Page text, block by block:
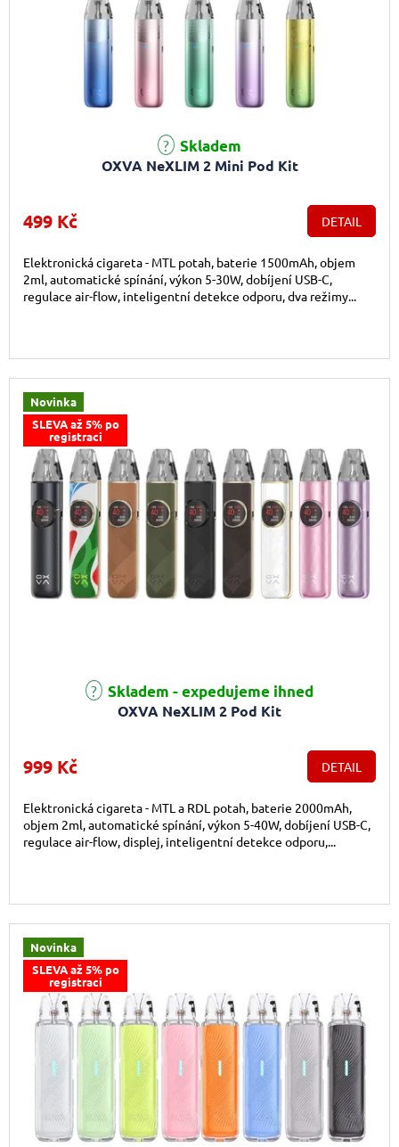
OXVA NeXLIM 2 Mini Pod Kit
Skladem
499 Kč DETAIL
Elektronická cigareta - MTL potah, baterie 1500mAh, objem
2ml, automatické spínání, výkon 5-30W, dobíjení USB-C,
regulace air-flow, inteligentní detekce odporu, dva režimy...
Novinka
SLEVA až 5% po
registraci
OXVA NeXLIM 2 Pod Kit
Skladem - expedujeme ihned
999 Kč DETAIL
Elektronická cigareta - MTL a RDL potah, baterie 2000mAh,
objem 2ml, automatické spínání, výkon 5-40W, dobíjení USB-C,
regulace air-flow, displej, inteligentní detekce odporu,...
Novinka
SLEVA až 5% po
registraci